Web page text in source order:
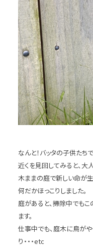
なんと！バッタの子供たちで
近くを見回してみると、大
木ままの庭で新しい命が生
何だかほっこりしました。
庭があると、掃除中でも
ます。
仕事中でも、庭木に鳥がや
り・・・etc